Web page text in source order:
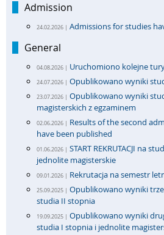
Admission
24.02.2026 | Admissions for studies
General
04.08.2026 | Uruchomiono kolejne
24.07.2026 | Opublikowano wyniki
23.07.2026 | Opublikowano wyniki
magisterskich z egzaminem
02.06.2026 | Results of the second
have been published
01.06.2026 | START REKRUTACJI na
jednolite magisterskie
09.01.2026 | Rekrutacja na semestr
25.09.2025 | Opublikowano wyniki
studia II stopnia
19.09.2025 | Opublikowano wyniki
studia I stopnia i jednolite